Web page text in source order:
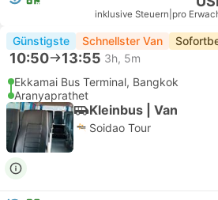
inklusive Steuern pro
Günstigste Schnellster Van
10:50 13:55 3h, 5m
Ekkamai Bus Terminal, Bangkok
Aranyaprathet
Kleinbus | Van
Soidao Tour